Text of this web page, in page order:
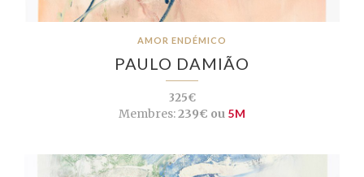
AMOR ENDÉMICO
PAULO DAMIÃO
325€
Membres:239€ ou 5M